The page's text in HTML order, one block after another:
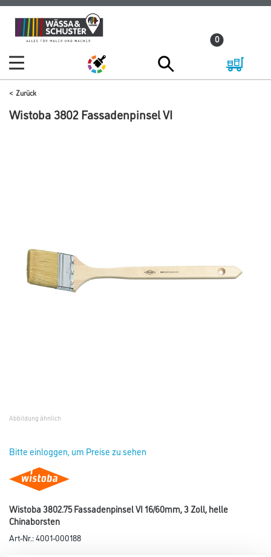
Zum
Inhalt
Zum
Navigationsmenü
0
Zurück
Wistoba 3802 Fassadenpinsel VI
Abbildung ähnlich
Bitte einloggen, um Preise zu sehen
Wistoba 3802.75 Fassadenpinsel VI 16/60mm, 3 Zoll, helle
Chinaborsten
Art-Nr.:4001-000188